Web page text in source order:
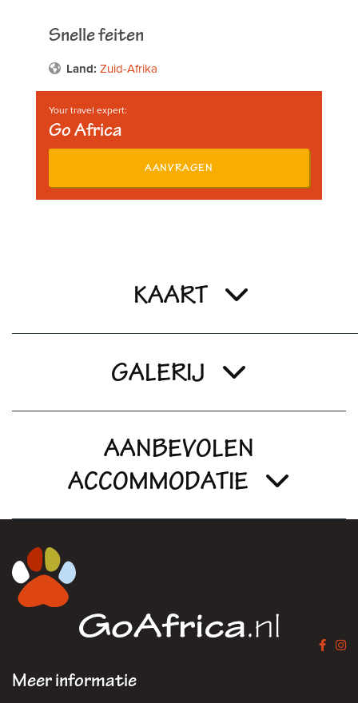
Snelle feiten
Land: Zuid-Afrika
Your travel expert:
Go Africa
AANVRAGEN
KAART
GALERIJ
AANBEVOLEN
ACCOMMODATIE
Meer informatie